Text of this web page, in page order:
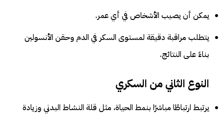
يمكن أن يصيب الأشخاص في أي عمر.
يتطلب مراقبة دقيقة لمستوى السكر في الدم وحقن الأنسولين
بناءً على النتائج.
النوع الثاني من السكري
يرتبط ارتباطًا مباشرًا بنمط الحياة، مثل قلة النشاط البدني وزيادة